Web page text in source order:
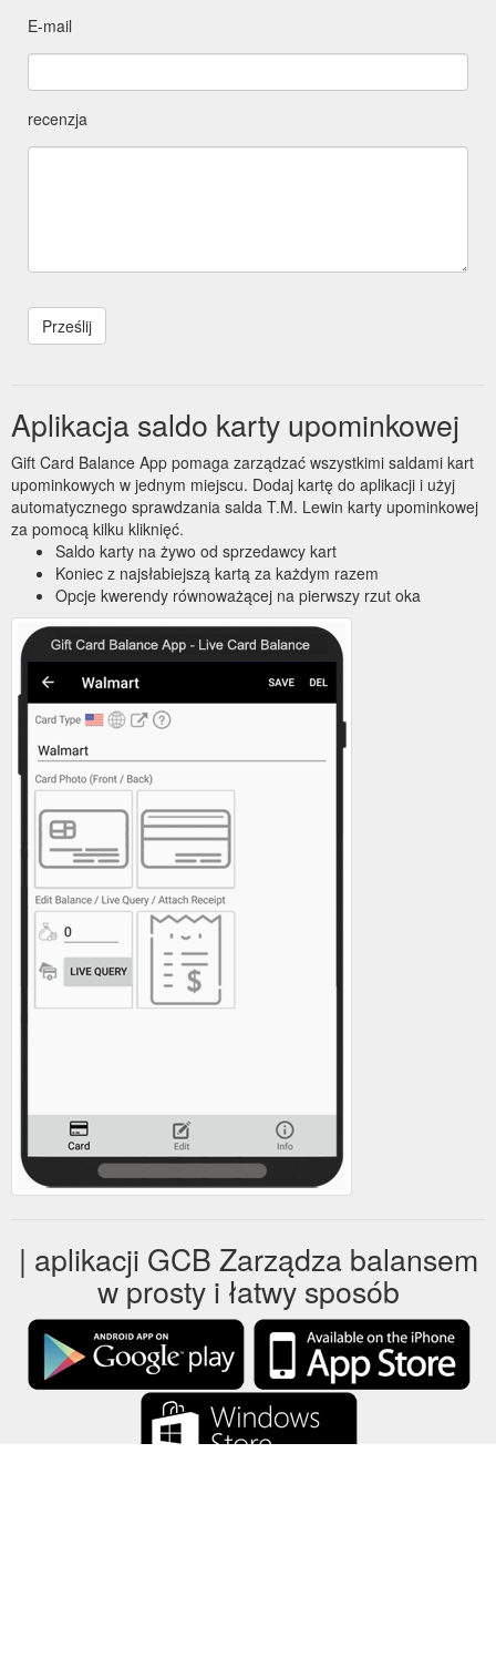
E-mail
recenzja
Aplikacja saldo karty upominkowej
Gift Card Balance App pomaga zarządzać wszystkimi saldami kart
upominkowych w jednym miejscu. Dodaj kartę do aplikacji i użyj
automatycznego sprawdzania salda T.M. Lewin karty upominkowej
za pomocą kilku kliknięć.
Saldo karty na żywo od sprzedawcy kart
Koniec z najsłabiejszą kartą za każdym razem
Opcje kwerendy równoważącej na pierwszy rzut oka
| aplikacji GCB Zarządza balansem
w prosty i łatwy sposób